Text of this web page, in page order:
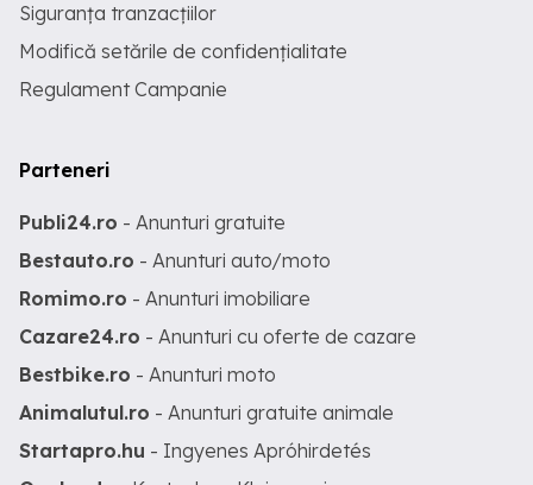
Siguranța tranzacțiilor
Modifică setările de confidențialitate
Regulament Campanie
Parteneri
Publi24.ro - Anunturi gratuite
Bestauto.ro - Anunturi auto/moto
Romimo.ro - Anunturi imobiliare
Cazare24.ro - Anunturi cu oferte de cazare
Bestbike.ro - Anunturi moto
Animalutul.ro - Anunturi gratuite animale
Startapro.hu - Ingyenes Apróhirdetés